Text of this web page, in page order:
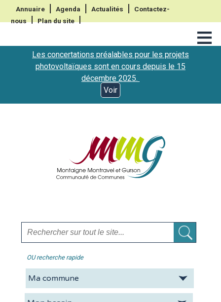
Annuaire Agenda Actualités
Contactez-
nous
Plan du site ≡
Les concertations préalables pour les projets
photovoltaïques sont en cours depuis le 15
décembre 2025.
Voir
OU recherche rapide